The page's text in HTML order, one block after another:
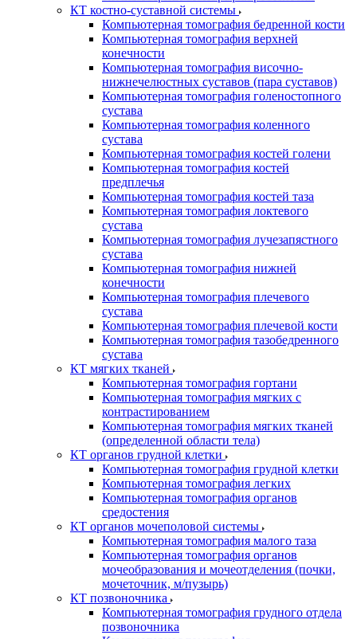
КТ костно-суставной системы
Компьютерная томография бедренной кости
Компьютерная томография верхней
конечности
Компьютерная томография височно-
нижнечелюстных суставов (пара суставов)
Компьютерная томография голеностопного
сустава
Компьютерная томография коленного
сустава
Компьютерная томография костей голени
Компьютерная томография костей
предплечья
Компьютерная томография костей таза
Компьютерная томография локтевого
сустава
Компьютерная томография лучезапястного
сустава
Компьютерная томография нижней
конечности
Компьютерная томография плечевого
сустава
Компьютерная томография плечевой кости
Компьютерная томография тазобедренного
сустава
КТ мягких тканей
Компьютерная томография гортани
Компьютерная томография мягких с
контрастированием
Компьютерная томография мягких тканей
(определенной области тела)
КТ органов грудной клетки
Компьютерная томография грудной клетки
Компьютерная томография легких
Компьютерная томография органов
средостения
КТ органов мочеполовой системы
Компьютерная томография малого таза
Компьютерная томография органов
мочеобразования и мочеотделения (почки,
мочеточник, м/пузырь)
КТ позвоночника
Компьютерная томография грудного отдела
позвоночника